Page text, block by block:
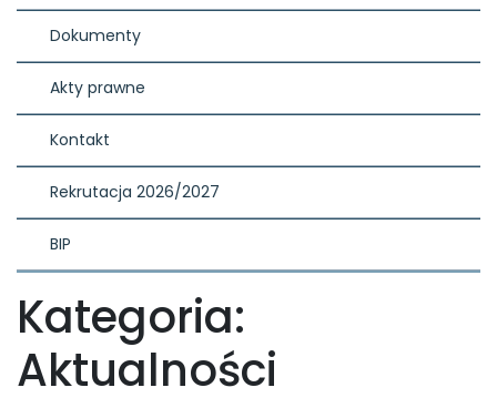
Dokumenty
Akty prawne
Kontakt
Rekrutacja 2026/2027
BIP
Kategoria:
Aktualności